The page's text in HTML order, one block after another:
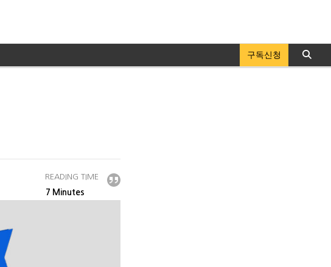
구독신청
READING TIME
7 Minutes